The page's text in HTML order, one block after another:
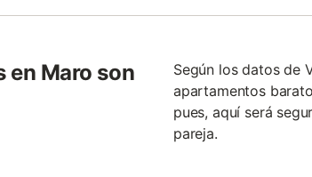
en Maro son
Según los datos de
apartamentos
pues, aquí será
pareja.